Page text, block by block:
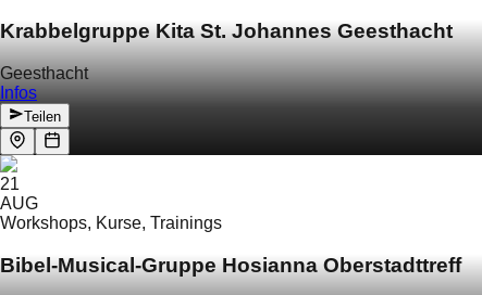
Krabbelgruppe Kita St. Johannes Geesthacht
Geesthacht
Infos
Teilen
21
AUG
Workshops, Kurse, Trainings
Bibel-Musical-Gruppe Hosianna Oberstadttreff